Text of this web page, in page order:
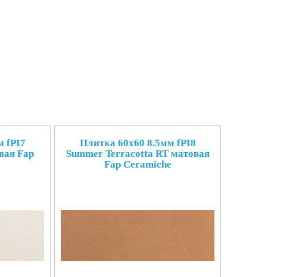
fPI7
Fap
Плитка 60x60 8.5мм fPI8
Summer Terracotta RT матовая
Fap Ceramiche